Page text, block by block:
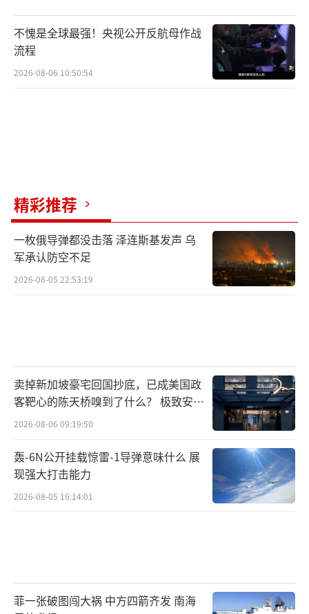
不愧是全球最强！央视公开反航母作战
流程
2026-08-06 10:50:54
精彩推荐
一枚俄导弹都没击落 泽连斯基发声 乌
军承认防空不足
2026-08-05 22:53:19
卖掉新加坡豪宅回国抄底，已成美国政
客靶心的陈天桥嗅到了什么？ 极致安全
的追寻
2026-08-06 09:19:50
轰-6N公开挂载惊雷-1导弹意味什么 展
现强大打击能力
2026-08-05 16:14:01
菲一张破图闯大祸 中方四箭齐发 南海